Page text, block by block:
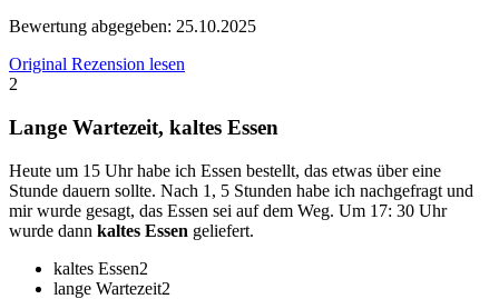
Bewertung abgegeben: 25.10.2025
Original Rezension lesen
2
Lange Wartezeit, kaltes Essen
Heute um 15 Uhr habe ich Essen bestellt, das etwas über eine
Stunde dauern sollte. Nach 1, 5 Stunden habe ich nachgefragt und
mir wurde gesagt, das Essen sei auf dem Weg. Um 17: 30 Uhr
wurde dann kaltes Essen geliefert.
kaltes Essen2
lange Wartezeit2